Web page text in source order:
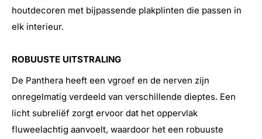
houtdecoren met bijpassende plakplinten die passen in
elk interieur.
ROBUUSTE UITSTRALING
De Panthera heeft een vgroef en de nerven zijn
onregelmatig verdeeld van verschillende dieptes. Een
licht subreliëf zorgt ervoor dat het oppervlak
fluweelachtig aanvoelt, waardoor het een robuuste